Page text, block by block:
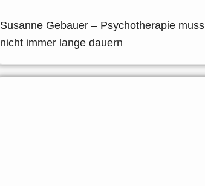
Susanne Gebauer – Psychotherapie muss
nicht immer lange dauern